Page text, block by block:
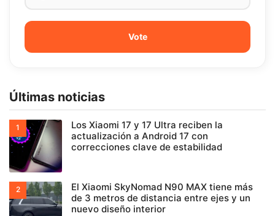
Últimas noticias
Los Xiaomi 17 y 17 Ultra reciben la
actualización a Android 17 con
correcciones clave de estabilidad
El Xiaomi SkyNomad N90 MAX tiene más
de 3 metros de distancia entre ejes y un
nuevo diseño interior